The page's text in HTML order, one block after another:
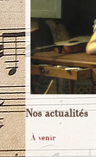
Nos actualités
À venir